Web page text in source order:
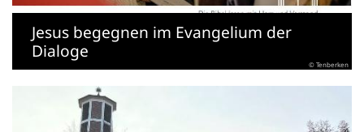
Jesus begegnen im Evangelium der
Dialoge
© Tenberken